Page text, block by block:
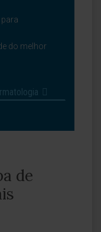
do melhor
de